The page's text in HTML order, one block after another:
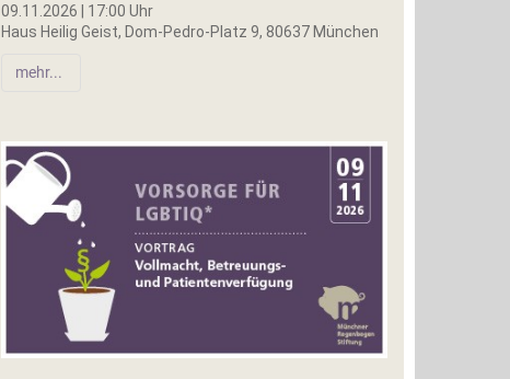
09.11.2026 | 17:00 Uhr
Haus Heilig Geist, Dom-Pedro-Platz 9, 80637 München
mehr...